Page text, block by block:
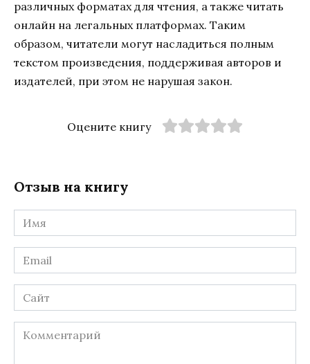
различных форматах для чтения, а также читать
онлайн на легальных платформах. Таким
образом, читатели могут насладиться полным
текстом произведения, поддерживая авторов и
издателей, при этом не нарушая закон.
Оцените книгу
Отзыв на книгу
Имя
*
Email
*
Сайт
Комментарий